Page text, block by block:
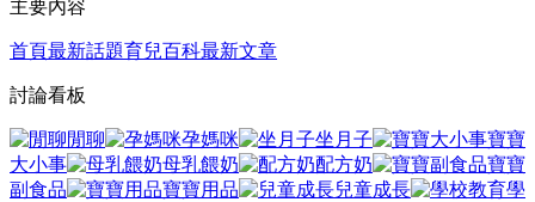
主要內容
首頁最新話題育兒百科最新文章
討論看板
閒聊 孕媽咪 坐月子
寶寶
大小事
母乳餵奶 配方奶
寶寶
副食品
寶寶用品 兒童成長
學